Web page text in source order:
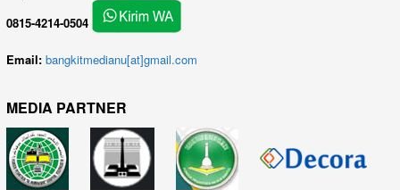
0815-4214-0504
Email: bangkitmedianu[at]gmail.com
MEDIA PARTNER